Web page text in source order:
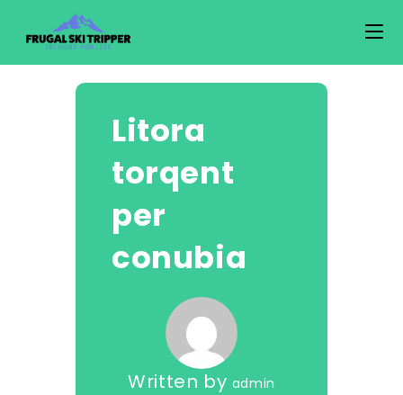
content
Litora
torqent
per
conubia
Written by admin